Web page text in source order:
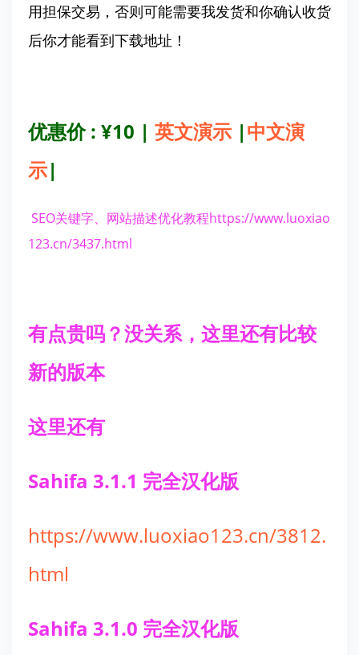
用担保交易，否则可能需要我发货和你确认收货
后你才能看到下载地址！
优惠价 : ¥10 | 英文演示 |中文演
示|
SEO关键字、网站描述优化教程https://www.luoxiao
123.cn/3437.html
有点贵吗？没关系，这里还有比较
新的版本
这里还有
Sahifa 3.1.1 完全汉化版
https://www.luoxiao123.cn/3812.
html
Sahifa 3.1.0 完全汉化版